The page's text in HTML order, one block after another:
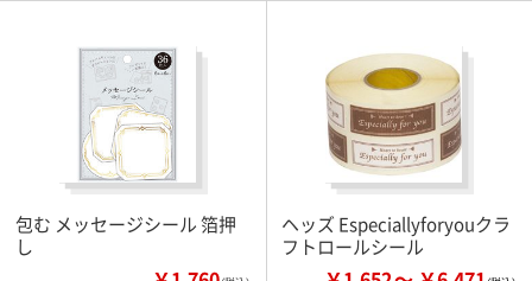
包む メッセージシール 箔押
し
ヘッズ Especiallyforyouクラ
フトロールシール